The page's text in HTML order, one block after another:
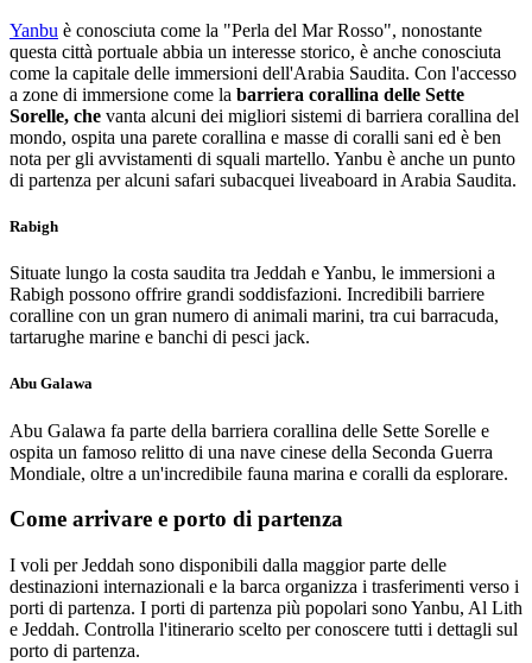
Yanbu è conosciuta come la "Perla del Mar Rosso", nonostante
questa città portuale abbia un interesse storico, è anche conosciuta
come la capitale delle immersioni dell'Arabia Saudita. Con l'accesso
a zone di immersione come la barriera corallina delle Sette
Sorelle, che vanta alcuni dei migliori sistemi di barriera corallina del
mondo, ospita una parete corallina e masse di coralli sani ed è ben
nota per gli avvistamenti di squali martello. Yanbu è anche un punto
di partenza per alcuni safari subacquei liveaboard in Arabia Saudita.
Rabigh
Situate lungo la costa saudita tra Jeddah e Yanbu, le immersioni a
Rabigh possono offrire grandi soddisfazioni. Incredibili barriere
coralline con un gran numero di animali marini, tra cui barracuda,
tartarughe marine e banchi di pesci jack.
Abu Galawa
Abu Galawa fa parte della barriera corallina delle Sette Sorelle e
ospita un famoso relitto di una nave cinese della Seconda Guerra
Mondiale, oltre a un'incredibile fauna marina e coralli da esplorare.
Come arrivare e porto di partenza
I voli per Jeddah sono disponibili dalla maggior parte delle
destinazioni internazionali e la barca organizza i trasferimenti verso i
porti di partenza. I porti di partenza più popolari sono Yanbu, Al Lith
e Jeddah. Controlla l'itinerario scelto per conoscere tutti i dettagli sul
porto di partenza.